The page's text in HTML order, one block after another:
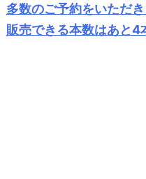
多数のご予約をいただ
販売できる本数はあと4